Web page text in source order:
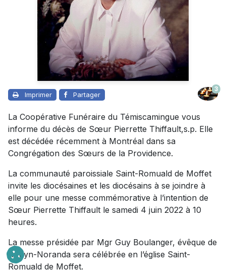
Imprimer Partager
3
La Coopérative Funéraire du Témiscamingue vous
informe du décès de Sœur Pierrette Thiffault,s.p. Elle
est décédée récemment à Montréal dans sa
Congrégation des Sœurs de la Providence.
La communauté paroissiale Saint-Romuald de Moffet
invite les diocésaines et les diocésains à se joindre à
elle pour une messe commémorative à l’intention de
Sœur Pierrette Thiffault le samedi 4 juin 2022 à 10
heures.
La messe présidée par Mgr Guy Boulanger, évêque de
Rouyn-Noranda sera célébrée en l’église Saint-
Romuald de Moffet.